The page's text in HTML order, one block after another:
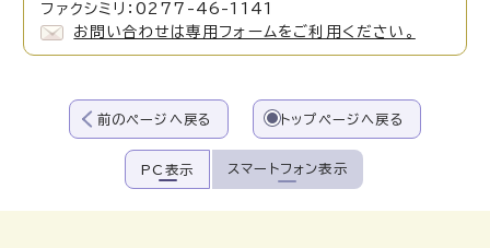
ファクシミリ：0277-46-1141
お問い合わせは専用フォームをご利用ください。
前のページへ戻る トップページへ戻る
PC表示 スマートフォン表示